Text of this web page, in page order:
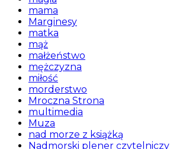
mama
Marginesy
matka
mąż
małżeństwo
mężczyzna
miłość
morderstwo
Mroczna Strona
multimedia
Muza
nad morze z książką
Nadmorski plener czytelniczy